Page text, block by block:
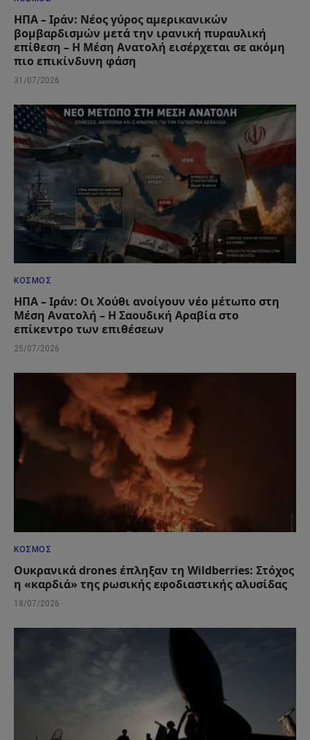
ΗΠΑ – Ιράν: Νέος γύρος αμερικανικών
βομβαρδισμών μετά την ιρανική πυραυλική
επίθεση – Η Μέση Ανατολή εισέρχεται σε ακόμη
πιο επικίνδυνη φάση
31/07/2026
ΚΌΣΜΟΣ
ΗΠΑ – Ιράν: Οι Χούθι ανοίγουν νέο μέτωπο στη
Μέση Ανατολή – Η Σαουδική Αραβία στο
επίκεντρο των επιθέσεων
25/07/2026
ΚΌΣΜΟΣ
Ουκρανικά drones έπληξαν τη Wildberries: Στόχος
η «καρδιά» της ρωσικής εφοδιαστικής αλυσίδας
18/07/2026